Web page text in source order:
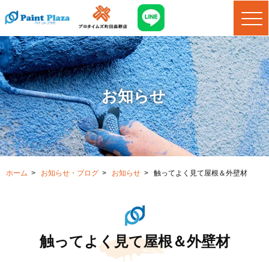
お知らせ
ホーム > お知らせ・ブログ > お知らせ > 触ってよく見て屋根＆外壁材
触ってよく見て屋根＆外壁材